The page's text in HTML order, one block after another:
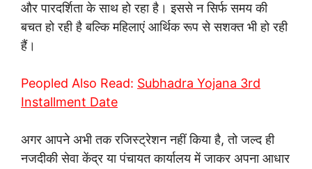
और पारदर्शिता के साथ हो रहा है। इससे न सिर्फ समय की
बचत हो रही है बल्कि महिलाएं आर्थिक रूप से सशक्त भी हो रही
हैं।
Peopled Also Read: Subhadra Yojana 3rd
Installment Date
अगर आपने अभी तक रजिस्ट्रेशन नहीं किया है, तो जल्द ही
नजदीकी सेवा केंद्र या पंचायत कार्यालय में जाकर अपना आधार